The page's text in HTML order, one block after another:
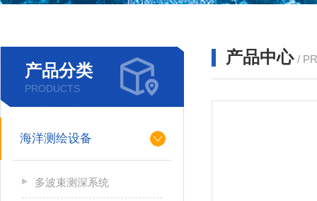
产品分类
PRODUCTS
海洋测绘设备
多波束测深系统
产品中心 /